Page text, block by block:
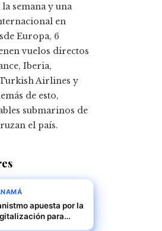
semana y una
en
Europa, 6
vuelos directos
Iberia,
Airlines y
de esto,
submarinos de
el país.
apuesta por la
para